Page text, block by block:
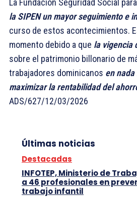
la SIPEN un mayor seguimiento e
curso de estos acontecimientos.
momento debido a que la vigencia
sobre el patrimonio billonario de
trabajadores dominicanos en
maximizar la rentabilidad del
ADS/627/12/03/2026
Últimas noticias
Destacadas
INFOTEP, Ministerio de
a 46 profesionales en
trabajo infantil